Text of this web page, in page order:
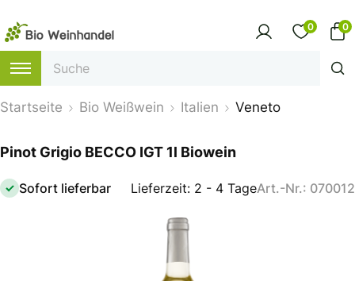
0 0
Startseite Bio Weißwein Italien Veneto
Pinot Grigio BECCO IGT 1l Biowein
Sofort lieferbar Lieferzeit: 2 - 4 TageArt.-Nr.: 070012